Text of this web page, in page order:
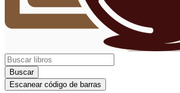
Buscar
Escanear código de barras